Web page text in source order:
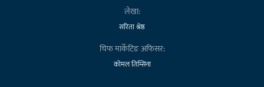
लेखा:
सरिता श्रेष्ठ
चिफ मार्केटिङ अफिसर:
कोमल तिम्सिना